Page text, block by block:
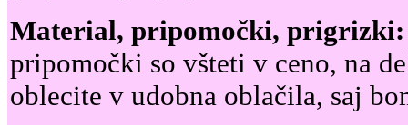
Material, pripomočki, prigrizki:
pripomočki so všteti v ceno, na
oblecite v udobna oblačila, saj